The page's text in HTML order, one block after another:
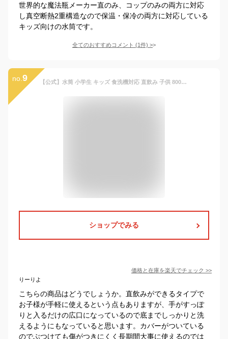
世界的な魔法瓶メーカー直のみ、コップのみの両方に対応
し真空断熱2重構造なので保温・保冷の両方に対応している
キッズ向けの水筒です。
全てのおすすめコメント (1件) >
no. 9 【公式】水筒 小学生 キッズ 食洗機対応 直飲み 子供 800 800ml 女の子 男の子 カバー付き 子ども 保冷 ショルダー 洗いやすい ステンレス かわいい 小学校 ワンタッチ スポーツドリンク対応 おしゃれ プレゼント ギフト 入学 ピーコック AJF-F81
ショップでみる
価格と在庫を楽天でチェック >>
りーりよ
こちらの商品はどうでしょうか。直飲みができるタイプで
お子様が手軽に使えるという点もありますが、手がすっぽ
りと入るだけの広口になっているので底までしっかりと洗
えるようにもなっていると思います。カバーがついている
のでぶつけても傷がつきにくく長期間大事に使えるのでは